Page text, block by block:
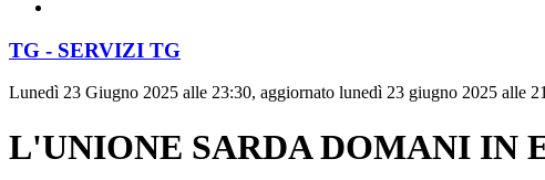
TG - SERVIZI TG
Lunedì 23 Giugno 2025 alle 23:30, aggiornato lunedì 23 giugno 2025 alle
L'UNIONE SARDA DOMANI IN